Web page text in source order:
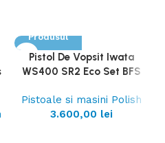
Produsul
Pistol De Vopsit Iwata
WS400 SR2 Eco Set BFS
Pistoale si masini Polish
3.600,00 lei